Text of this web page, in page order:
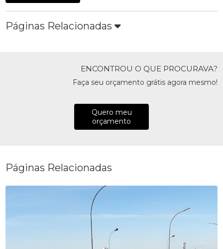
Páginas Relacionadas
ENCONTROU O QUE PROCURAVA?
Faça seu orçamento grátis agora mesmo!
Quero meu
orçamento
Páginas Relacionadas